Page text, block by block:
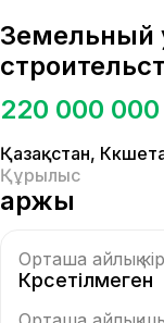
Земельный
220 000
Қазақстан,
Құрылыс
Қаржы
Орташа айлық
Көрсетілмеген